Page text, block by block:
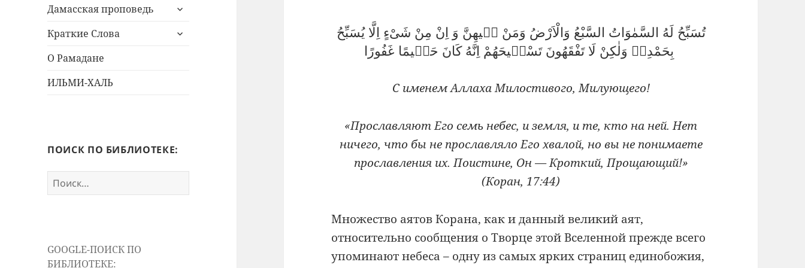
меню
Дамасская проповедь
раскрыть
меню
Краткие Слова
раскрыть
О Рамадане
ИЛЬМИ-ХАЛЬ
ПОИСК ПО БИБЛИОТЕКЕ:
Найти:
GOOGLE-ПОИСК ПО
БИБЛИОТЕКЕ:
تُسَبِّحُ لَهُ السَّمٰوَاتُ السَّبْعُ وَالْاَرْضُ وَمَنْ فٖيهِنَّ وَ اِنْ مِنْ شَىْءٍ اِلَّا يُسَبِّحُ
С именем Аллаха Милостивого, Милующего!
«Прославляют Его семь небес, и земля, и те, кто на ней. Нет
ничего, что бы не прославляло Его хвалой, но вы не понимаете
прославления их. Поистине, Он — Кроткий, Прощающий!»
(Коран, 17:44)
Множество аятов Корана, как и данный великий аят,
относительно сообщения о Творце этой Вселенной прежде всего
упоминают небеса – одну из самых ярких страниц единобожия,